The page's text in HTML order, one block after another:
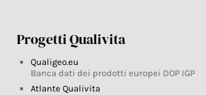
Progetti Qualivita
Qualigeo.eu
Banca dati dei prodotti europei DOP IGP
Atlante Qualivita